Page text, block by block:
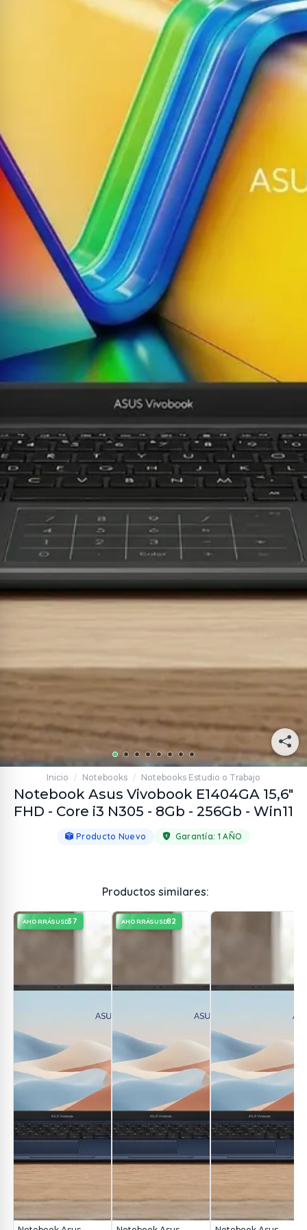
Inicio / Notebooks / Notebooks Estudio o Trabajo
Notebook Asus Vivobook E1404GA 15,6"
FHD - Core i3 N305 - 8Gb - 256Gb - Win11
Producto Nuevo Garantía: 1 AÑO
Productos similares:
AHORRÁSUSD37 AHORRÁSUSD82